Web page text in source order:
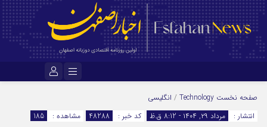
نام کاربری یا نشانی ایمیل
صفحه نخست Technology
/ انگلیسی
انتشار :
مرداد ۲۹, ۱۴۰۴ - 8:12 ق.ظ کد خبر : 48288 مشاهده : 185